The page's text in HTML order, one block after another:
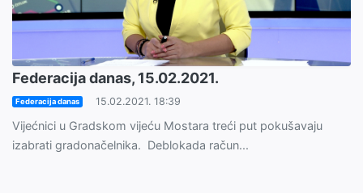
Federacija danas, 15.02.2021.
Federacija danas 15.02.2021. 18:39
Vijećnici u Gradskom vijeću Mostara treći put pokušavaju
izabrati gradonačelnika. Deblokada račun...